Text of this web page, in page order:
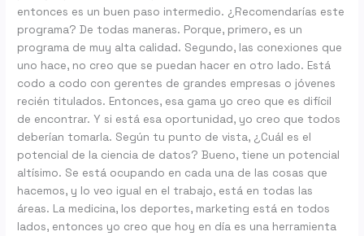
entonces es un buen paso intermedio. ¿Recomendarías este
programa? De todas maneras. Porque, primero, es un
programa de muy alta calidad. Segundo, las conexiones que
uno hace, no creo que se puedan hacer en otro lado. Está
codo a codo con gerentes de grandes empresas o jóvenes
recién titulados. Entonces, esa gama yo creo que es difícil
de encontrar. Y si está esa oportunidad, yo creo que todos
deberían tomarla. Según tu punto de vista, ¿Cuál es el
potencial de la ciencia de datos? Bueno, tiene un potencial
altísimo. Se está ocupando en cada una de las cosas que
hacemos, y lo veo igual en el trabajo, está en todas las
áreas. La medicina, los deportes, marketing está en todos
lados, entonces yo creo que hoy en día es una herramienta